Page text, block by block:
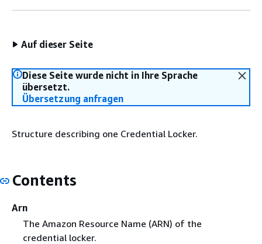
Auf dieser Seite
Diese Seite wurde nicht in Ihre Sprache
übersetzt.
Übersetzung anfragen
Structure describing one Credential Locker.
Contents
Arn
The Amazon Resource Name (ARN) of the
credential locker.